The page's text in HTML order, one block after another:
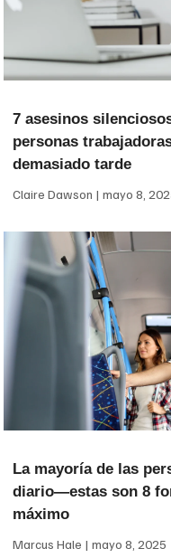
7 asesinos
personas
demasiado tarde
Claire Dawson mayo 8,
La mayoría de las
diario—estas son 8
máximo
Marcus Hale mayo 8, 2025